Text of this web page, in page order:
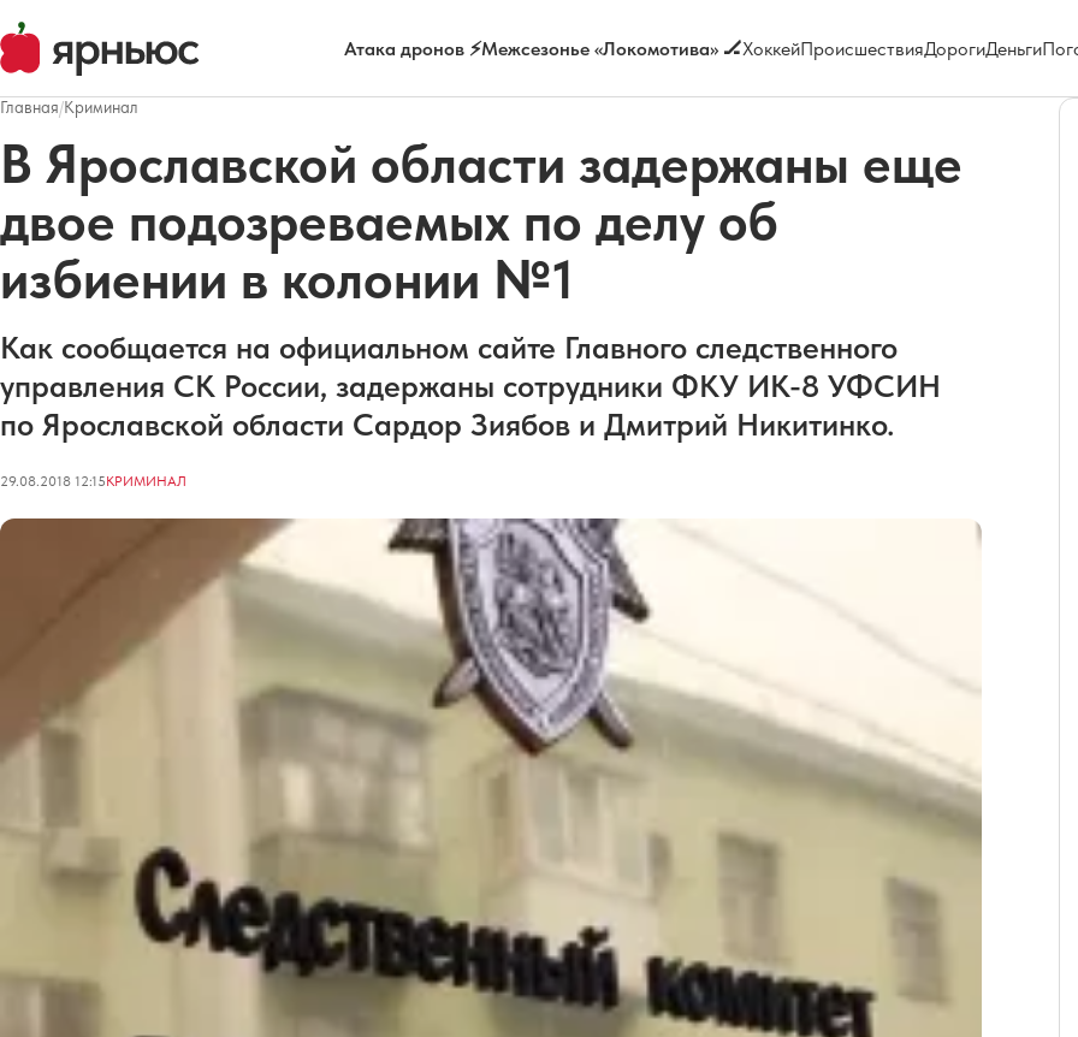
Атака дронов ⚡Межсезонье «Локомотива» 🏒ХоккейПроисшествияДорогиДеньги
Главная/Криминал
В Ярославской области задержаны еще
двое подозреваемых по делу об
избиении в колонии №1
Как сообщается на официальном сайте Главного следственного
управления СК России, задержаны сотрудники ФКУ ИК-8 УФСИН
по Ярославской области Сардор Зиябов и Дмитрий Никитинко.
29.08.2018 12:15КРИМИНАЛ